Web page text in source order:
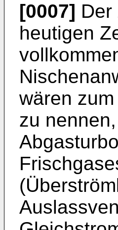
[0007]
heutigen
wären
zu